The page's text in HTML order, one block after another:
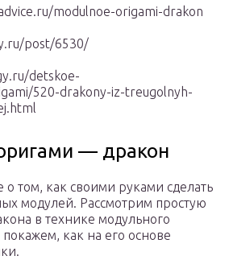
modulnoe-origami-drakon
post/6530/
detskoe-
520-drakony-iz-treugolnyh-
— дракон
о том, как своими руками сделать
модулей. Рассмотрим простую
в технике модульного
как на его основе